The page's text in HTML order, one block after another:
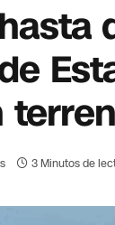
3 Minutos de